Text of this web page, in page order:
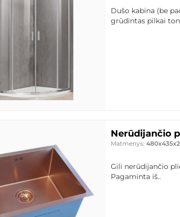
Dušo kabina (be
grūdintas pilkai
Nerūdijančio
Matmenys:
Gili nerūdijančio
Pagaminta iš..